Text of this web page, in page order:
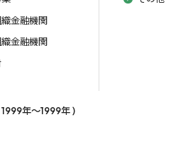
金融機関
金融機関
年～1999年 )